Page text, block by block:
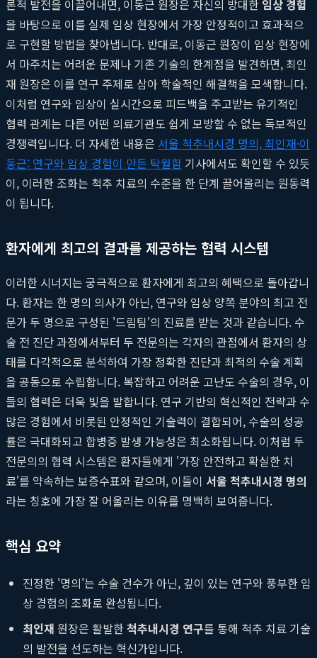
론적 발전을 이끌어내면, 이동근 원장은 자신의 방대한 임상 경험
을 바탕으로 이를 실제 임상 현장에서 가장 안정적이고 효과적으
로 구현할 방법을 찾아냅니다. 반대로, 이동근 원장이 임상 현장에
서 마주치는 어려운 문제나 기존 기술의 한계점을 발견하면, 최인
재 원장은 이를 연구 주제로 삼아 학술적인 해결책을 모색합니다.
이처럼 연구와 임상이 실시간으로 피드백을 주고받는 유기적인
협력 관계는 다른 어떤 의료기관도 쉽게 모방할 수 없는 독보적인
경쟁력입니다. 더 자세한 내용은 서울 척추내시경 명의, 최인재·이
동근: 연구와 임상 경험이 만든 탁월함 기사에서도 확인할 수 있듯
이, 이러한 조화는 척추 치료의 수준을 한 단계 끌어올리는 원동력
이 됩니다.
환자에게 최고의 결과를 제공하는 협력 시스템
이러한 시너지는 궁극적으로 환자에게 최고의 혜택으로 돌아갑니
다. 환자는 한 명의 의사가 아닌, 연구와 임상 양쪽 분야의 최고 전
문가 두 명으로 구성된 '드림팀'의 진료를 받는 것과 같습니다. 수
술 전 진단 과정에서부터 두 전문의는 각자의 관점에서 환자의 상
태를 다각적으로 분석하여 가장 정확한 진단과 최적의 수술 계획
을 공동으로 수립합니다. 복잡하고 어려운 고난도 수술의 경우, 이
들의 협력은 더욱 빛을 발합니다. 연구 기반의 혁신적인 전략과 수
많은 경험에서 비롯된 안정적인 기술력이 결합되어, 수술의 성공
률은 극대화되고 합병증 발생 가능성은 최소화됩니다. 이처럼 두
전문의의 협력 시스템은 환자들에게 '가장 안전하고 확실한 치
료'를 약속하는 보증수표와 같으며, 이들이 서울 척추내시경 명의
라는 칭호에 가장 잘 어울리는 이유를 명백히 보여줍니다.
핵심 요약
진정한 '명의'는 수술 건수가 아닌, 깊이 있는 연구와 풍부한 임
상 경험의 조화로 완성됩니다.
최인재 원장은 활발한척추내시경 연구를 통해 척추 치료 기술
의 발전을 선도하는 혁신가입니다.